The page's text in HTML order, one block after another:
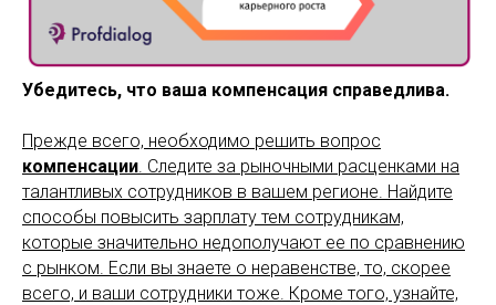
Убедитесь, что ваша компенсация справедлива.
Прежде всего, необходимо решить вопрос
компенсации . Следите за рыночными расценками на
талантливых сотрудников в вашем регионе. Найдите
способы повысить зарплату тем сотрудникам,
которые значительно недополучают ее по сравнению
с рынком. Если вы знаете о неравенстве, то, скорее
всего, и ваши сотрудники тоже. Кроме того, узнайте,